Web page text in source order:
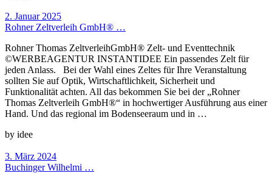
2. Januar 2025
Rohner Zeltverleih GmbH® …
Rohner Thomas ZeltverleihGmbH® Zelt- und Eventtechnik
©WERBEAGENTUR INSTANTIDEE Ein passendes Zelt für
jeden Anlass. Bei der Wahl eines Zeltes für Ihre Veranstaltung
sollten Sie auf Optik, Wirtschaftlichkeit, Sicherheit und
Funktionalität achten. All das bekommen Sie bei der „Rohner
Thomas Zeltverleih GmbH®“ in hochwertiger Ausführung aus einer
Hand. Und das regional im Bodenseeraum und in …
by idee
3. März 2024
Buchinger Wilhelmi …